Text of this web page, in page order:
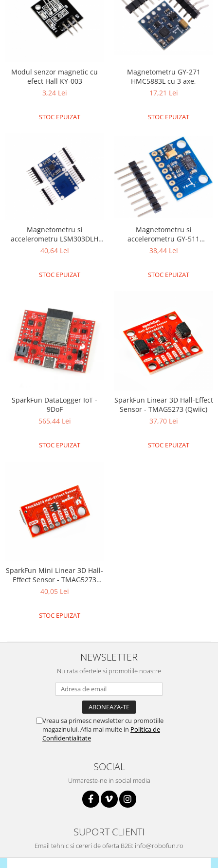
Modul senzor magnetic cu
efect Hall KY-003
3,24 Lei
STOC EPUIZAT
Magnetometru GY-271
HMC5883L cu 3 axe,
17,21 Lei
STOC EPUIZAT
Magnetometru si
accelerometru LSM303DLH
GY-51
40,64 Lei
STOC EPUIZAT
Magnetometru si
accelerometru GY-511
LSM303DLHC
38,44 Lei
STOC EPUIZAT
SparkFun DataLogger IoT -
9DoF
565,44 Lei
STOC EPUIZAT
SparkFun Linear 3D Hall-Effect
Sensor - TMAG5273 (Qwiic)
37,70 Lei
STOC EPUIZAT
SparkFun Mini Linear 3D Hall-
Effect Sensor - TMAG5273
(Qwiic)
40,05 Lei
STOC EPUIZAT
NEWSLETTER
Nu rata ofertele si promotiile noastre
Vreau sa primesc newsletter cu promotiile
magazinului. Afla mai multe in Politica de
Confidentialitate
SOCIAL
Urmareste-ne in social media
SUPORT CLIENTI
Email tehnic si cereri de oferta B2B: info@robofun.ro